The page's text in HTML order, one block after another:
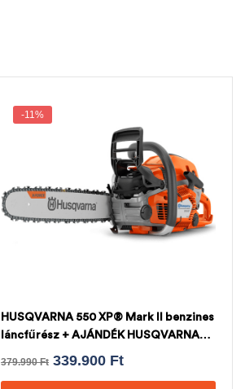
-11%
HUSQVARNA 550 XP® Mark II benzines
láncfűrész + AJÁNDÉK HUSQVARNA
379.990Ft 339.900 Ft